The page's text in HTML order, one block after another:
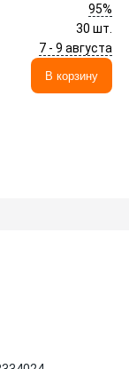
95%
30 шт.
7 - 9 августа
В корзину